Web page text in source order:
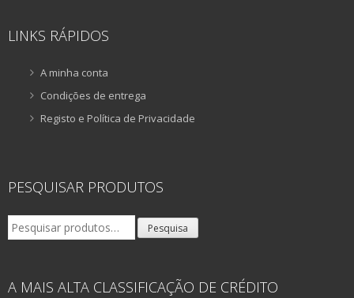
LINKS RÁPIDOS
A minha conta
Condições de entrega
Registo e Política de Privacidade
PESQUISAR PRODUTOS
Pesquisar
por:
Pesquisa
A MAIS ALTA CLASSIFICAÇÃO DE CRÉDITO